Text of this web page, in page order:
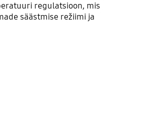
regulatsioon, mis
säästmise režiimi ja